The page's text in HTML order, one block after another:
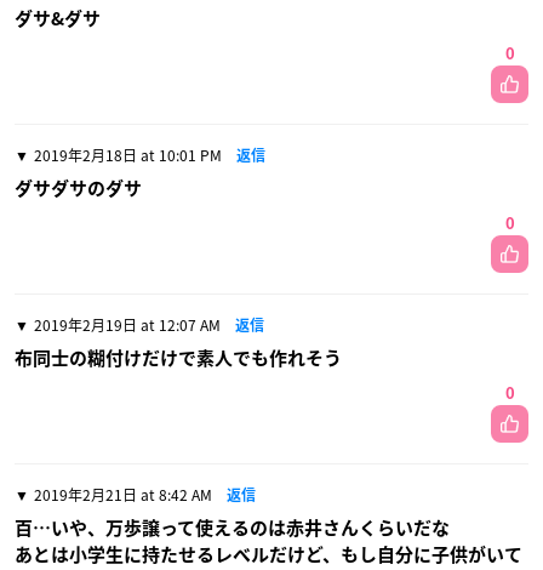
ダサ&ダサ
0
2019年2月18日 at 10:01 PM 返信
ダサダサのダサ
0
2019年2月19日 at 12:07 AM 返信
布同士の糊付けだけで素人でも作れそう
0
2019年2月21日 at 8:42 AM 返信
百…いや、万歩譲って使えるのは赤井さんくらいだな
あとは小学生に持たせるレベルだけど、もし自分に子供がいて